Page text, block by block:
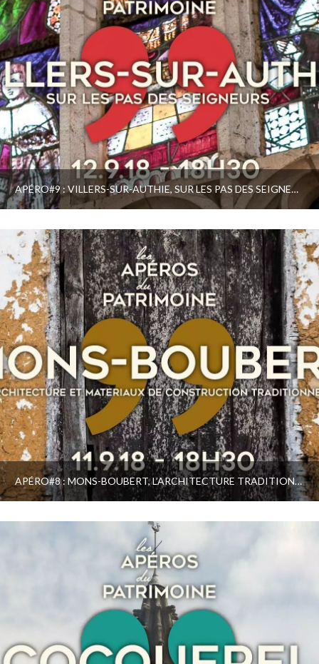
APÉRO#9 : VILLERS-SUR-AUTHIE, SUR LES PAS DES SEIGNEURS DU VILLAGE
APÉRO#8 : MONS-BOUBERT, L’ARCHITECTURE TRADITIONNELLE PICARDE